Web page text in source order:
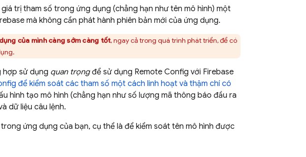
trị tham số trong ứng dụng (chẳng hạn như tên mô hình) một
mà không cần phát hành phiên bản mới của ứng dụng.
của mình càng sớm càng tốt, ngay cả trong quá trình phát triển, để có
hợp sử dụng quan trọngđể sử dụng Remote Config với Firebase
để kiểm soát các tham số một cách linh hoạt và thậm chí có
hình tạo mô hình (chẳng hạn như số lượng mã thông báo đầu ra
dữ liệu câu lệnh.
trong ứng dụng của bạn, cụ thể là để kiểm soát tên mô hình được